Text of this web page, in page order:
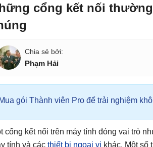
cổng kết nối
Phạm Hải
Mua gói Thành viên Pro để trải nghiệm
cổng kết nối trên máy tính đóng vai trò
tính và các thiết bị ngoại vi khác. Một số